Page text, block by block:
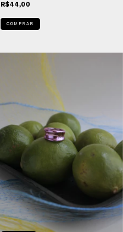
R$44,00
COMPRAR